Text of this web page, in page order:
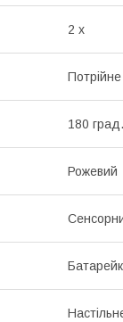
2 х
Потрійне
180 град.
Рожевий